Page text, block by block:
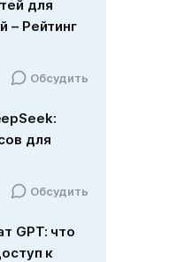
для
– Рейтинг
Обсудить
для
Обсудить
GPT: что
к